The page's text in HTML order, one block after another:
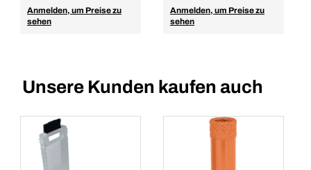
Anmelden, um Preise zu
sehen
Anmelden, um Preise zu
sehen
Unsere Kunden kaufen auch